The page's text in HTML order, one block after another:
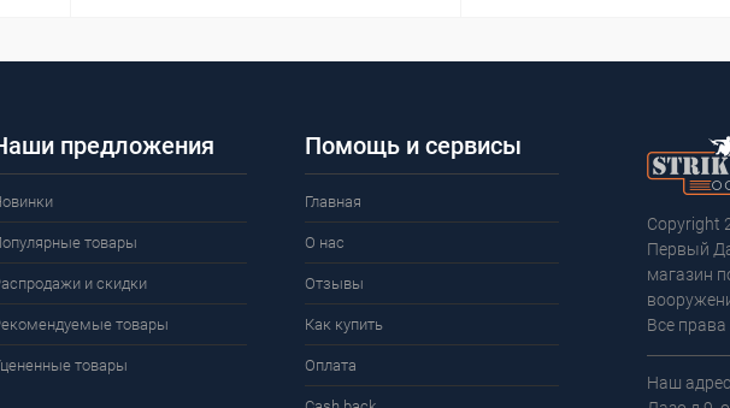
предложения
товары
и скидки
товары
товары
Помощь и сервисы
Главная
О нас
Отзывы
Как купить
Оплата
Copyright
Первый
магазин
Все
Наш